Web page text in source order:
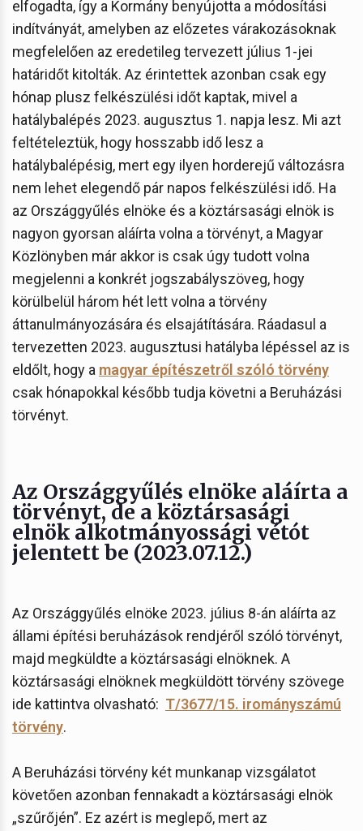
elfogadta, így a Kormány benyújotta a módosítási
indítványát, amelyben az előzetes várakozásoknak
megfelelően az eredetileg tervezett július 1-jei
határidőt kitolták. Az érintettek azonban csak egy
hónap plusz felkészülési időt kaptak, mivel a
hatálybalépés 2023. augusztus 1. napja lesz. Mi azt
feltételeztük, hogy hosszabb idő lesz a
hatálybalépésig, mert egy ilyen horderejű változásra
nem lehet elegendő pár napos felkészülési idő. Ha
az Országgyűlés elnöke és a köztársasági elnök is
nagyon gyorsan aláírta volna a törvényt, a Magyar
Közlönyben már akkor is csak úgy tudott volna
megjelenni a konkrét jogszabályszöveg, hogy
körülbelül három hét lett volna a törvény
áttanulmányozására és elsajátítására. Ráadasul a
tervezetten 2023. augusztusi hatályba lépéssel az is
eldőlt, hogy a magyar építészetről szóló törvény
csak hónapokkal később tudja követni a Beruházási
törvényt.
Az Országgyűlés elnöke aláírta a
törvényt, de a köztársasági
elnök alkotmányossági vétót
jelentett be (2023.07.12.)
Az Országgyűlés elnöke 2023. július 8-án aláírta az
állami építési beruházások rendjéről szóló törvényt,
majd megküldte a köztársasági elnöknek. A
köztársasági elnöknek megküldött törvény szövege
ide kattintva olvasható: T/3677/15. irományszámú
törvény.
A Beruházási törvény két munkanap vizsgálatot
követően azonban fennakadt a köztársasági elnök
„szűrőjén”. Ez azért is meglepő, mert az